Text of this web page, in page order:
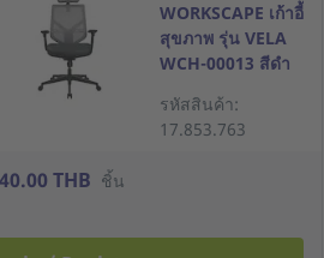
WORKSCAPE เก้าอี้
สุขภาพ รุ่น VELA
WCH-00013 สีดำ
รหัสสินค้า:
17.853.763
THB ชิ้น